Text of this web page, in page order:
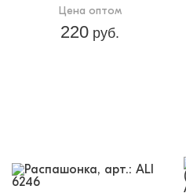
Цена оптом
220 руб.